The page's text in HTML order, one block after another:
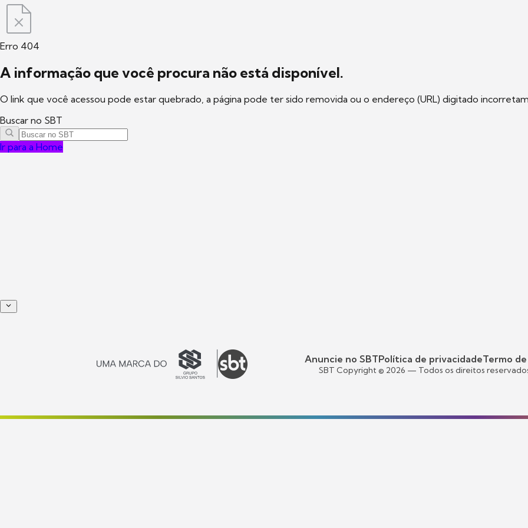
Erro 404
A informação que você procura não está disponível.
O link que você acessou pode estar quebrado, a página pode ter sido removida ou o endereço (URL) digitado
Buscar no SBT
Ir para a Home
Anuncie no SBTPolítica de privacidadeTermo de
SBT Copyright © 2026 — Todos os direitos